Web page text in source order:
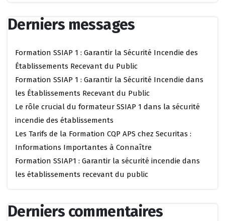
Derniers messages
Formation SSIAP 1 : Garantir la Sécurité Incendie des
Établissements Recevant du Public
Formation SSIAP 1 : Garantir la Sécurité Incendie dans
les Établissements Recevant du Public
Le rôle crucial du formateur SSIAP 1 dans la sécurité
incendie des établissements
Les Tarifs de la Formation CQP APS chez Securitas :
Informations Importantes à Connaître
Formation SSIAP1 : Garantir la sécurité incendie dans
les établissements recevant du public
Derniers commentaires